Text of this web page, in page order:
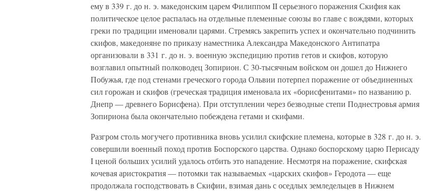
ему в 339 г. до н. э. македонским царем Филиппом II серьезного поражения Скифия как
политическое целое распалась на отдельные племенные союзы во главе с вождями, которых
греки по традиции именовали царями. Стремясь закрепить успех и окончательно подчинить
скифов, македоняне по приказу наместника Александра Македонского Антипатра
организовали в 331 г. до н. э. военную экспедицию против гетов и скифов, которую
возглавил опытный полководец Зопирион. С 30-тысячным войском он дошел до Нижнего
Побужья, где под стенами греческого города Ольвии потерпел поражение от объединенных
сил горожан и скифов (греческая традиция именовала их «борисфенитами» по названию р.
Днепр — древнего Борисфена). При отступлении через безводные степи Поднестровья армия
Зопириона была окончательно побеждена гетами и скифами.
Разгром столь могучего противника вновь усилил скифские племена, которые в 328 г. до н. э.
совершили военный поход против Боспорского царства. Однако боспорскому царю Перисаду
I ценой больших усилий удалось отбить это нападение. Несмотря на поражение, скифская
кочевая аристократия — потомки так называемых «царских скифов» Геродота — еще
продолжала господствовать в Скифии, взимая дань с оседлых земледельцев в Нижнем